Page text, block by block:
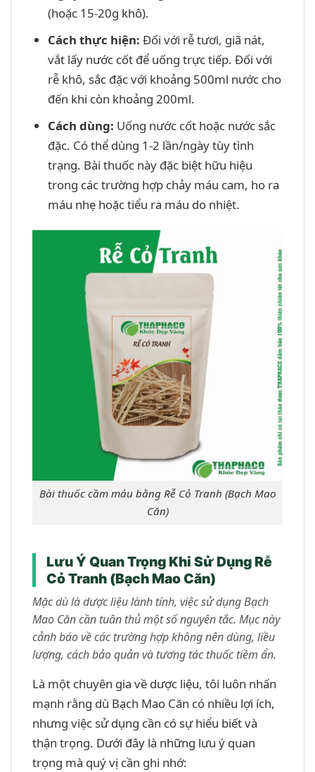
(hoặc 15-20g khô).
Cách thực hiện: Đối với rễ tươi, giã nát,
vắt lấy nước cốt để uống trực tiếp. Đối với
rễ khô, sắc đặc với khoảng 500ml nước cho
đến khi còn khoảng 200ml.
Cách dùng: Uống nước cốt hoặc nước sắc
đặc. Có thể dùng 1-2 lần/ngày tùy tình
trạng. Bài thuốc này đặc biệt hữu hiệu
trong các trường hợp chảy máu cam, ho ra
máu nhẹ hoặc tiểu ra máu do nhiệt.
Bài thuốc cầm máu bằng Rễ Cỏ Tranh (Bạch Mao
Căn)
Lưu Ý Quan Trọng Khi Sử Dụng Rễ
Cỏ Tranh (Bạch Mao Căn)
Mặc dù là dược liệu lành tính, việc sử dụng Bạch
Mao Căn cần tuân thủ một số nguyên tắc. Mục này
cảnh báo về các trường hợp không nên dùng, liều
lượng, cách bảo quản và tương tác thuốc tiềm ẩn.
Là một chuyên gia về dược liệu, tôi luôn nhấn
mạnh rằng dù Bạch Mao Căn có nhiều lợi ích,
nhưng việc sử dụng cần có sự hiểu biết và
thận trọng. Dưới đây là những lưu ý quan
trọng mà quý vị cần ghi nhớ: